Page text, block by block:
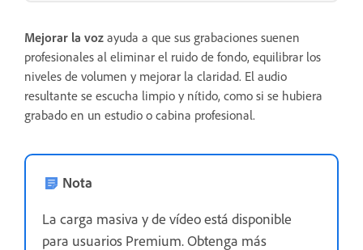
Mejorar la voz ayuda a que sus grabaciones suenen
profesionales al eliminar el ruido de fondo, equilibrar los
niveles de volumen y mejorar la claridad. El audio
resultante se escucha limpio y nítido, como si se hubiera
grabado en un estudio o cabina profesional.
Nota
La carga masiva y de vídeo está disponible
para usuarios Premium. Obtenga más